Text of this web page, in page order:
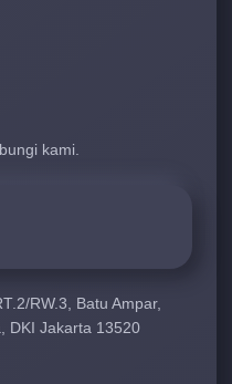
kami.
RW.3, Batu Ampar,
DKI Jakarta 13520